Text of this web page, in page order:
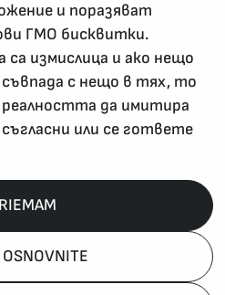
пишете на
Policy, Rights, etc 2026
и поразяват
ГМО бисквитки.
измислица и ако нещо
с нещо в тях, то
да имитира
или се гответе